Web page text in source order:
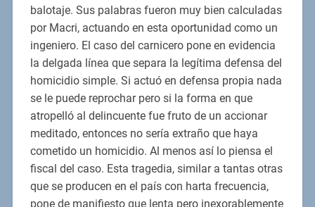
balotaje. Sus palabras fueron muy bien calculadas
por Macri, actuando en esta oportunidad como un
ingeniero. El caso del carnicero pone en evidencia
la delgada línea que separa la legítima defensa del
homicidio simple. Si actuó en defensa propia nada
se le puede reprochar pero si la forma en que
atropelló al delincuente fue fruto de un accionar
meditado, entonces no sería extraño que haya
cometido un homicidio. Al menos así lo piensa el
fiscal del caso. Esta tragedia, similar a tantas otras
que se producen en el país con harta frecuencia,
pone de manifiesto que lenta pero inexorablemente